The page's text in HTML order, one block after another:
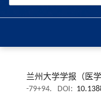
兰州大学学报（医学
-79+94.
DOI: